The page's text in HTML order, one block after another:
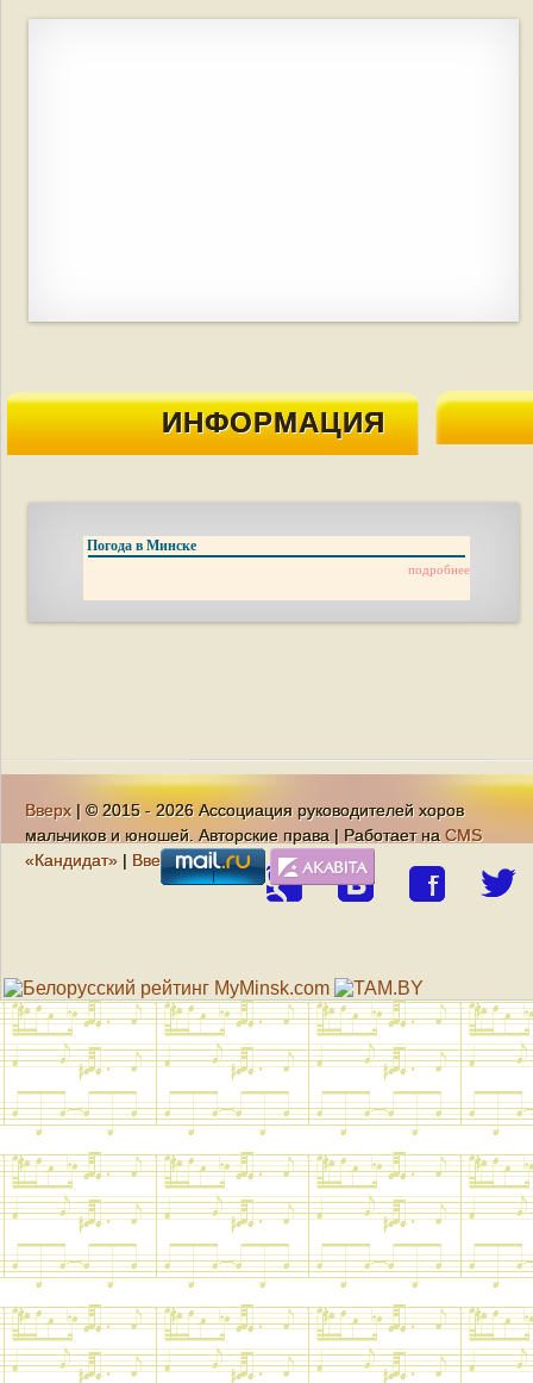
ИНФОРМАЦИЯ
Погода в Минске
подробнее
Вверх| © 2015 - 2026 Ассоциация руководителей хоров
мальчиков и юношей. Авторские права | Работает на CMS
«Кандидат» | Вверх